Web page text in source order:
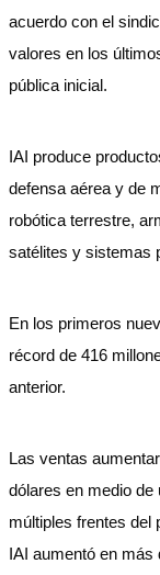
acuerdo con el
valores en los
pública inicial.
IAI produce
defensa aérea y de
robótica terrestre,
satélites y sistemas
En los primeros
récord de 416
anterior.
Las ventas
dólares en medio
múltiples frentes del
IAI aumentó en